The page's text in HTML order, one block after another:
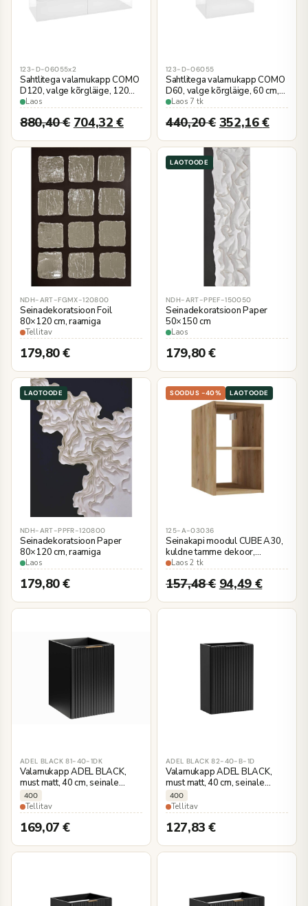
123-D-06055x2
Sahtlitega valamukapp COMO
D120, valge kõrgläige, 120
cm, seinale kinnitatav
Laos
880,40€ 704,32€
123-D-06055
Sahtlitega valamukapp COMO
D60, valge kõrgläige, 60 cm,
seinale kinnitatav
Laos 7 tk
440,20€ 352,16€
NDH-ART-FGMX-120800
Seinadekoratsioon Foil
80×120 cm, raamiga
Tellitav
179,80€
LAOTOODE
NDH-ART-PPEF-150050
Seinadekoratsioon Paper
50×150 cm
Laos
179,80€
LAOTOODE
NDH-ART-PPFR-120800
Seinadekoratsioon Paper
80×120 cm, raamiga
Laos
179,80€
SOODUS -40% LAOTOODE
125-A-03036
Seinakapi moodul CUBE A30,
kuldne tamme dekoor,
30×50×44 cm, seinale
Laos 2 tk
157,48€ 94,49 €
ADEL BLACK 81-40-1DK
Valamukapp ADEL BLACK,
must matt, 40 cm, seinale
kinnitatav
400
Tellitav
169,07€
ADEL BLACK 82-40-B-1D
Valamukapp ADEL BLACK,
must matt, 40 cm, seinale
kinnitatav
400
Tellitav
127,83€